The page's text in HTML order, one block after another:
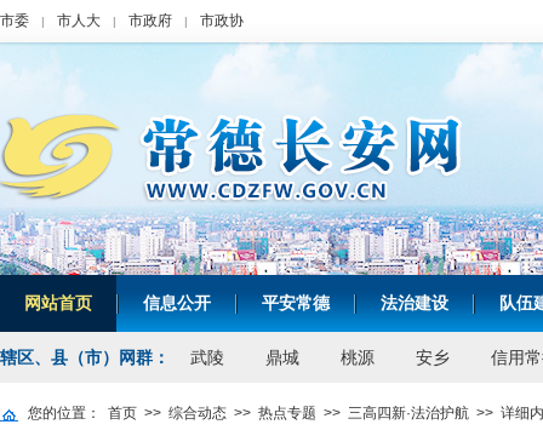
市委 | 市人大 | 市政府 | 市政协
网站首页 | 信息公开 | 平安常德 | 法治建设 | 队伍
辖区、县（市）网群： 武陵 鼎城 桃源 安乡 信用
您的位置： 首页 >> 综合动态 >> 热点专题 >> 三高四新·法治护航 >> 详细